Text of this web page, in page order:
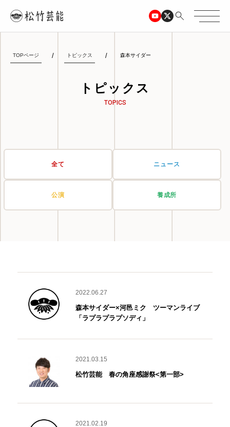
TOPページ トピックス 森本サイダー
トピックス
TOPICS
全て ニュース
公演 養成所
2022.06.27
森本サイダー×河邑ミク ツーマンライブ
「ラプラプラプソディ」
2021.03.15
松竹芸能 春の角座感謝祭<第一部>
2021.02.19